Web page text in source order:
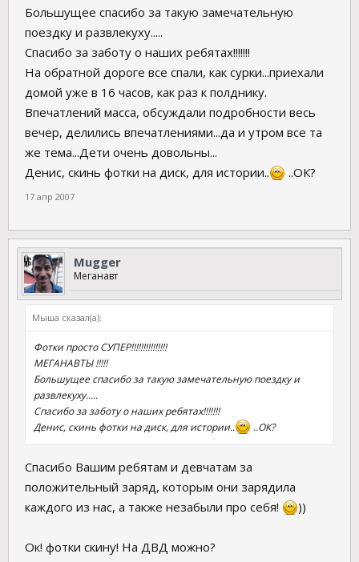
Большущее спасибо за такую замечательную
поездку и развлекуху.....
Спасибо за заботу о наших ребятах!!!!!!!
На обратной дороге все спали, как сурки...приехали
домой уже в 16 часов, как раз к полднику.
Впечатлений масса, обсуждали подробности весь
вечер, делились впечатлениями...да и утром все та
же тема...Дети очень довольны...
Денис, скинь фотки на диск, для истории..
..ОК?
17 апр 2007
Mugger
Меганавт
Мыша сказал(а):
Фотки просто СУПЕР!!!!!!!!!!!!!!!
МЕГАНАВТЫ !!!!!
Большущее спасибо за такую замечательную поездку и
развлекуху.....
Спасибо за заботу о наших ребятах!!!!!!!
Денис, скинь фотки на диск, для истории..
..ОК?
Спасибо Вашим ребятам и девчатам за
положительный заряд, которым они зарядила
каждого из нас, а также незабыли про себя!
))
Ок! фотки скину! На ДВД можно?